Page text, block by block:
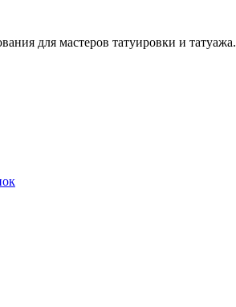
для мастеров татуировки и татуажа.